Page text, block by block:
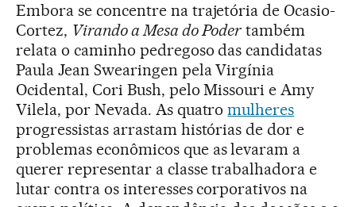
Embora se concentre na trajetória de Ocasio-
Cortez, Virando a Mesa do Poder também
relata o caminho pedregoso das candidatas
Paula Jean Swearingen pela Virgínia
Ocidental, Cori Bush, pelo Missouri e Amy
Vilela, por Nevada. As quatromulheres
progressistas arrastam histórias de dor e
problemas econômicos que as levaram a
querer representar a classe trabalhadora e
lutar contra os interesses corporativos na